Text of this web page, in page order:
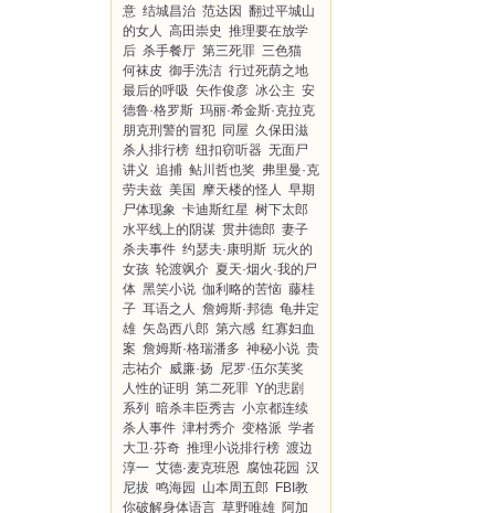
意 结城昌治 范达因 翻过平城山
的女人 高田崇史 推理要在放学
后 杀手餐厅 第三死罪 三色猫
何袜皮 御手洗洁 行过死荫之地
最后的呼吸 矢作俊彦 冰公主 安
德鲁·格罗斯 玛丽·希金斯·克拉克
朋克刑警的冒犯 同屋 久保田滋
杀人排行榜 纽扣窃听器 无面尸
讲义 追捕 鲇川哲也奖 弗里曼·克
劳夫兹 美国 摩天楼的怪人 早期
尸体现象 卡迪斯红星 树下太郎
水平线上的阴谋 贯井德郎 妻子
杀夫事件 约瑟夫·康明斯 玩火的
女孩 轮渡飒介 夏天·烟火·我的尸
体 黑笑小说 伽利略的苦恼 藤桂
子 耳语之人 詹姆斯·邦德 龟井定
雄 矢岛西八郎 第六感 红寡妇血
案 詹姆斯·格瑞潘多 神秘小说 贵
志祐介 威廉·扬 尼罗·伍尔芙奖
人性的证明 第二死罪 Y的悲剧
系列
暗杀丰臣秀吉 小京都连续
杀人事件 津村秀介 变格派 学者
大卫·芬奇 推理小说排行榜 渡边
淳一 艾德·麦克班恩 腐蚀花园 汉
尼拔 鸣海园 山本周五郎 FBI教
你破解身体语言 草野唯雄 阿加